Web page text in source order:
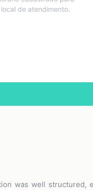
de atendimento.
was well structured,